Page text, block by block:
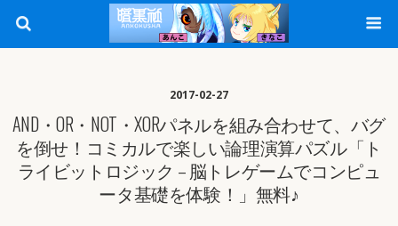
2017-02-27
AND・OR・NOT・XORパネルを組み合わせて、バグ
を倒せ！コミカルで楽しい論理演算パズル「ト
ライビットロジック – 脳トレゲームでコンピュ
ータ基礎を体験！」無料♪